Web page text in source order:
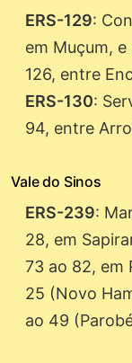
ERS-129:
em Muçum,
126, entre
ERS-130:
94, entre
Vale do Sinos
ERS-239:
28, em
73 ao 82, em
25 (Novo
ao 49